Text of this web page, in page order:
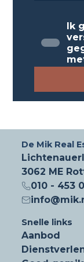
omgeslagen
ruimtes,
plattegrond
1e en 5e
*Prijs is
gezamenlijke
parkeren.
De
-
entreehal;
Ik
De Mik Real
3062 ME
010 - 453
Snelle links
Aanbod